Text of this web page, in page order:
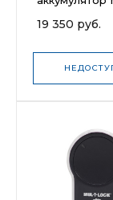
19 350 руб.